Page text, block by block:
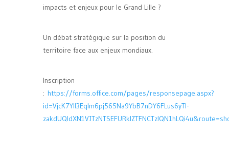
impacts et enjeux pour le Grand Lille ?
Un débat stratégique sur la position du
territoire face aux enjeux mondiaux.
Inscription
: https://forms.office.com/pages/responsepage.aspx?
id=VjcK7YIl3Eqlm6pj565Na9YbB7nDY6FLus6yTl-